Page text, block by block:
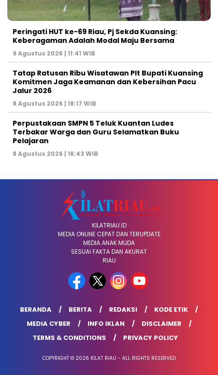
Peringati HUT ke-69 Riau, Pj Sekda Kuansing:
Keberagaman Adalah Modal Maju Bersama
9 Agustus 2026 | 11:41 WIB
Tatap Ratusan Ribu Wisatawan Plt Bupati Kuansing
Komitmen Jaga Keamanan dan Kebersihan Pacu
Jalur 2026
8 Agustus 2026 | 18:17 WIB
Perpustakaan SMPN 5 Teluk Kuantan Ludes
Terbakar Warga dan Guru Selamatkan Buku
Pelajaran
8 Agustus 2026 | 16:43 WIB
KILATRIAU.ID
MEDIA ONLINE CEPAT DAN TERUPDATE
MEDIA ANAK MUDA
SESUAI FAKTA DAN AKURAT
RIAU
BERANDA BERITA REDAKSI
KODE ETIK
MEDIA CYBER
INFO IKLAN
DISCLAIMER
TERMS & CONDITIONS
PRIVACY POLICY
COPYRIGHT © 2026 KILAT RIAU - ALL RIGHTS RESERVED